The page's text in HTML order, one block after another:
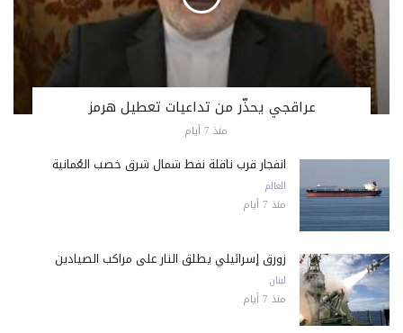
عراقجي يحذّر من تداعيات تعطيل هرمز
منذ 7 أيام
انفجار قرب ناقلة نفط شمال شرق خصب العُمانية
العالم
منذ 7 أيام
زورق إسرائيلي يطلق النار على مراكب الصيادين
لبنان
منذ 7 أيام